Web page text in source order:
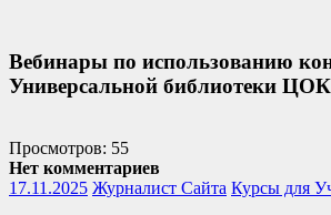
Вебинары по использованию
Универсальной библиотеки ЦОК
Просмотров: 55
Нет комментариев
17.11.2025 Журналист Сайта Курсы для